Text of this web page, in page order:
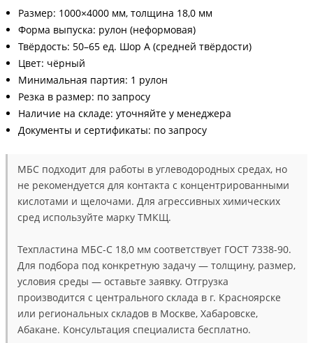
Размер: 1000×4000 мм, толщина 18,0 мм
Форма выпуска: рулон (неформовая)
Твёрдость: 50–65 ед. Шор А (средней твёрдости)
Цвет: чёрный
Минимальная партия: 1 рулон
Резка в размер: по запросу
Наличие на складе: уточняйте у менеджера
Документы и сертификаты: по запросу
МБС подходит для работы в углеводородных средах, но
не рекомендуется для контакта с концентрированными
кислотами и щелочами. Для агрессивных химических
сред используйте марку ТМКЩ.
Техпластина МБС-С 18,0 мм соответствует ГОСТ 7338-90.
Для подбора под конкретную задачу — толщину, размер,
условия среды — оставьте заявку. Отгрузка
производится с центрального склада в г. Красноярске
или региональных складов в Москве, Хабаровске,
Абакане. Консультация специалиста бесплатно.